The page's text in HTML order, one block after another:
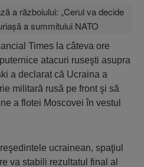
Times la câteva ore
atacuri ruseşti asupra
a declarat că Ucraina a
militară rusă pe front şi să
a flotei Moscovei în vestul
ucrainean, spaţiul
va stabili rezultatul final al